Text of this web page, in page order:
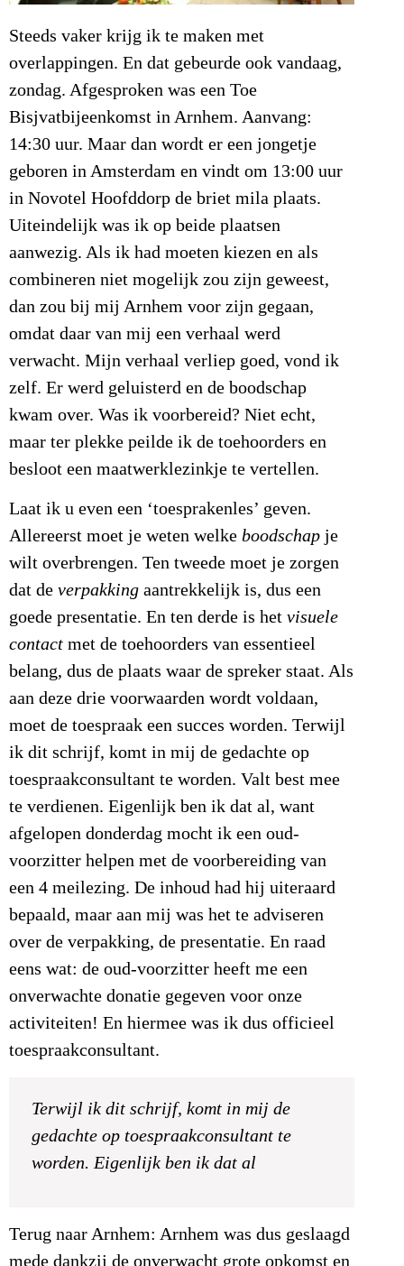
Steeds vaker krijg ik te maken met
overlappingen. En dat gebeurde ook vandaag,
zondag. Afgesproken was een Toe
Bisjvatbijeenkomst in Arnhem. Aanvang:
14:30 uur. Maar dan wordt er een jongetje
geboren in Amsterdam en vindt om 13:00 uur
in Novotel Hoofddorp de briet mila plaats.
Uiteindelijk was ik op beide plaatsen
aanwezig. Als ik had moeten kiezen en als
combineren niet mogelijk zou zijn geweest,
dan zou bij mij Arnhem voor zijn gegaan,
omdat daar van mij een verhaal werd
verwacht. Mijn verhaal verliep goed, vond ik
zelf. Er werd geluisterd en de boodschap
kwam over. Was ik voorbereid? Niet echt,
maar ter plekke peilde ik de toehoorders en
besloot een maatwerklezinkje te vertellen.
Laat ik u even een ‘toesprakenles’ geven.
Allereerst moet je weten welke boodschap je
wilt overbrengen. Ten tweede moet je zorgen
dat de verpakking aantrekkelijk is, dus een
goede presentatie. En ten derde is het visuele
contact met de toehoorders van essentieel
belang, dus de plaats waar de spreker staat. Als
aan deze drie voorwaarden wordt voldaan,
moet de toespraak een succes worden. Terwijl
ik dit schrijf, komt in mij de gedachte op
toespraakconsultant te worden. Valt best mee
te verdienen. Eigenlijk ben ik dat al, want
afgelopen donderdag mocht ik een oud-
voorzitter helpen met de voorbereiding van
een 4 meilezing. De inhoud had hij uiteraard
bepaald, maar aan mij was het te adviseren
over de verpakking, de presentatie. En raad
eens wat: de oud-voorzitter heeft me een
onverwachte donatie gegeven voor onze
activiteiten! En hiermee was ik dus officieel
toespraakconsultant.
Terwijl ik dit schrijf, komt in mij de
gedachte op toespraakconsultant te
worden. Eigenlijk ben ik dat al
Terug naar Arnhem: Arnhem was dus geslaagd
mede dankzij de onverwacht grote opkomst en